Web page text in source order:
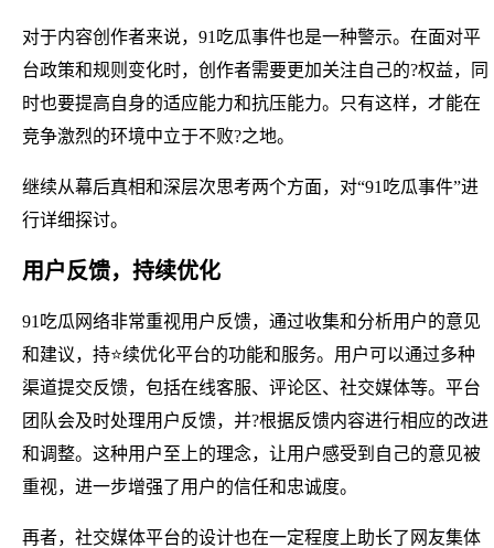
对于内容创作者来说，91吃瓜事件也是一种警示。在面对平
台政策和规则变化时，创作者需要更加关注自己的?权益，同
时也要提高自身的适应能力和抗压能力。只有这样，才能在
竞争激烈的环境中立于不败?之地。
继续从幕后真相和深层次思考两个方面，对“91吃瓜事件”进
行详细探讨。
用户反馈，持续优化
91吃瓜网络非常重视用户反馈，通过收集和分析用户的意见
和建议，持⭐续优化平台的功能和服务。用户可以通过多种
渠道提交反馈，包括在线客服、评论区、社交媒体等。平台
团队会及时处理用户反馈，并?根据反馈内容进行相应的改进
和调整。这种用户至上的理念，让用户感受到自己的意见被
重视，进一步增强了用户的信任和忠诚度。
再者，社交媒体平台的设计也在一定程度上助长了网友集体